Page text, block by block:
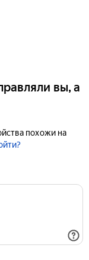
вы, а
похожи на